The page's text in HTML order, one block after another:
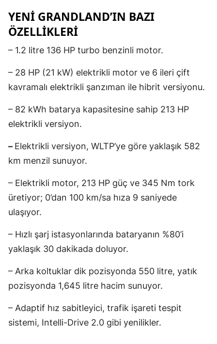
YENİ GRANDLAND’IN BAZI
ÖZELLİKLERİ
– 1.2 litre 136 HP turbo benzinli motor.
– 28 HP (21 kW) elektrikli motor ve 6 ileri çift
kavramalı elektrikli şanzıman ile hibrit versiyonu.
– 82 kWh batarya kapasitesine sahip 213 HP
elektrikli versiyon.
– Elektrikli versiyon, WLTP’ye göre yaklaşık 582
km menzil sunuyor.
– Elektrikli motor, 213 HP güç ve 345 Nm tork
üretiyor; 0’dan 100 km/sa hıza 9 saniyede
ulaşıyor.
– Hızlı şarj istasyonlarında bataryanın %80’i
yaklaşık 30 dakikada doluyor.
– Arka koltuklar dik pozisyonda 550 litre, yatık
pozisyonda 1,645 litre hacim sunuyor.
– Adaptif hız sabitleyici, trafik işareti tespit
sistemi, Intelli-Drive 2.0 gibi yenilikler.